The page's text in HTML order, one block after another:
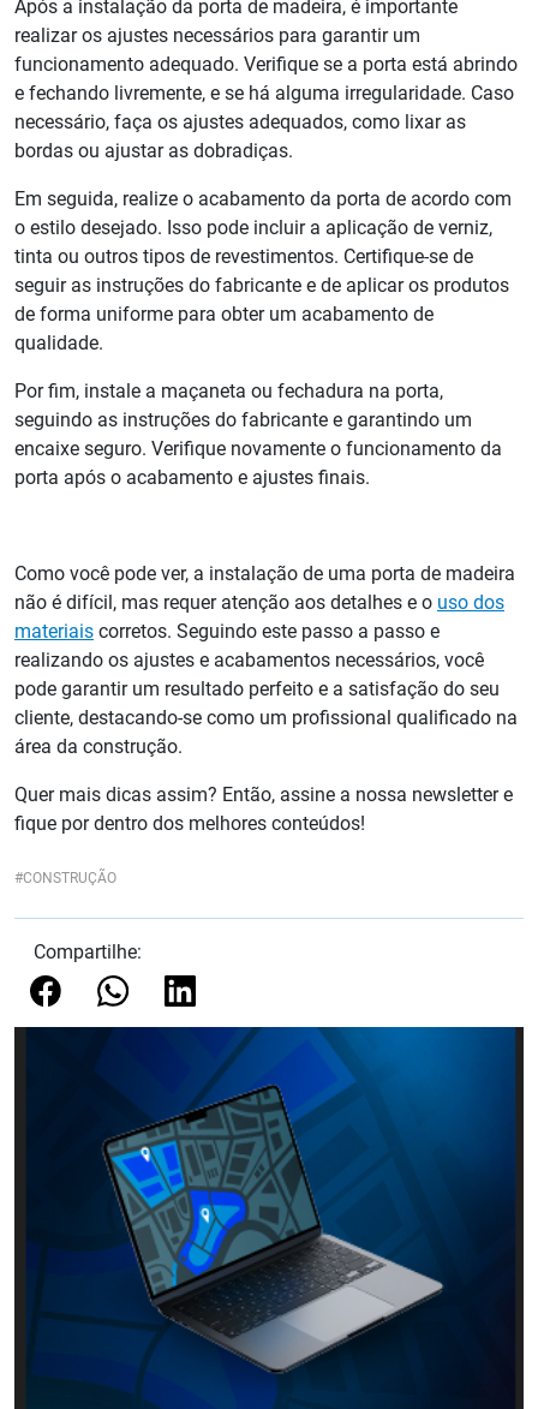
Após a instalação da porta de madeira, é importante
realizar os ajustes necessários para garantir um
funcionamento adequado. Verifique se a porta está abrindo
e fechando livremente, e se há alguma irregularidade. Caso
necessário, faça os ajustes adequados, como lixar as
bordas ou ajustar as dobradiças.
Em seguida, realize o acabamento da porta de acordo com
o estilo desejado. Isso pode incluir a aplicação de verniz,
tinta ou outros tipos de revestimentos. Certifique-se de
seguir as instruções do fabricante e de aplicar os produtos
de forma uniforme para obter um acabamento de
qualidade.
Por fim, instale a maçaneta ou fechadura na porta,
seguindo as instruções do fabricante e garantindo um
encaixe seguro. Verifique novamente o funcionamento da
porta após o acabamento e ajustes finais.
Como você pode ver, a instalação de uma porta de madeira
não é difícil, mas requer atenção aos detalhes e o uso dos
materiais corretos. Seguindo este passo a passo e
realizando os ajustes e acabamentos necessários, você
pode garantir um resultado perfeito e a satisfação do seu
cliente, destacando-se como um profissional qualificado na
área da construção.
Quer mais dicas assim? Então, assine a nossa newsletter e
fique por dentro dos melhores conteúdos!
CONSTRUÇÃO
Compartilhe: